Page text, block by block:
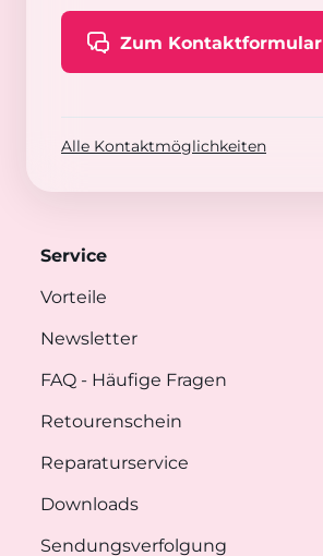
Zum Kontaktformular
Alle Kontaktmöglichkeiten
Service
Vorteile
Newsletter
FAQ - Häufige Fragen
Retourenschein
Reparaturservice
Downloads
Sendungsverfolgung